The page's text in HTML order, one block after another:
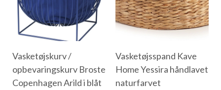
Vasketøjskurv /
opbevaringskurv Broste
Copenhagen Arild i blåt
Vasketøjsspand Kave
Home Yessira håndlavet
naturfarvet